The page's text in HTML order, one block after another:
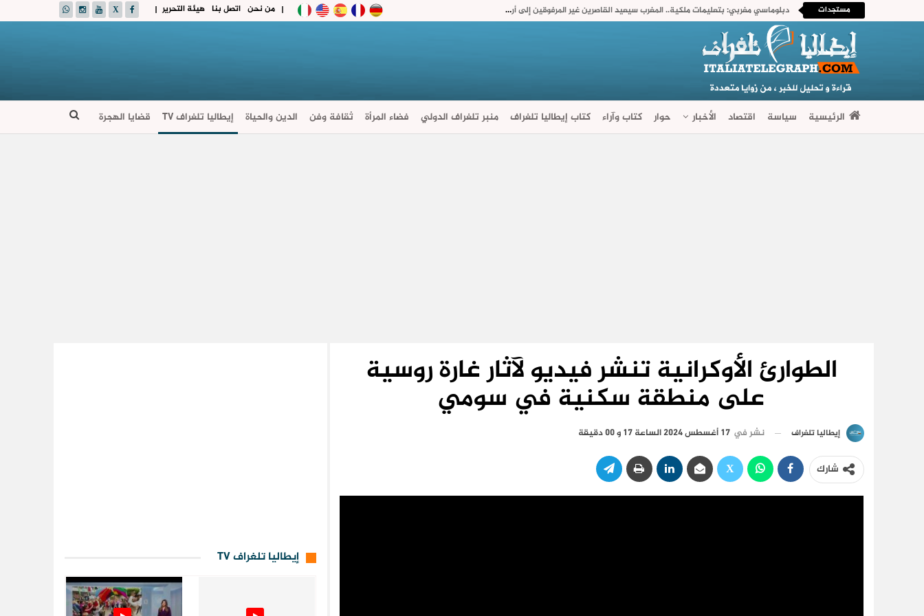
| هيئة التحرير اتصل بنا من نحن | مستجدات دبلوماسي مغربي: بتعليمات ملكية.. المغرب سيعيد القاصرين غير المرفوقين إلى أرض الوطن لأنها “مسألة مبدأ”
الرئيسية سياسة اقتصاد الأخبار حوار كتاب وآراء كتاب إيطاليا تلغراف منبر تلغراف الدولي فضاء المرأة ثقافة وفن الدين والحياة إيطاليا تلغراف TV قضايا الهجرة
الطوارئ الأوكرانية تنشر فيديو لآثار غارة روسية
على منطقة سكنية في سومي
إيطاليا تلغراف نشر في 17 أغسطس 2024 الساعة 17 و 00 دقيقة
شارك
إيطاليا تلغراف TV